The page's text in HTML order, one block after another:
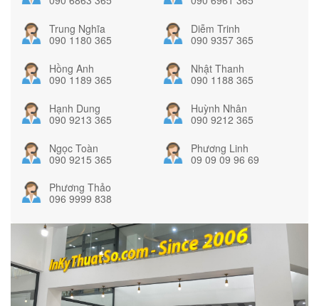
Trung Nghĩa
090 1180 365
Diễm Trinh
090 9357 365
Hồng Anh
090 1189 365
Nhật Thanh
090 1188 365
Hạnh Dung
090 9213 365
Huỳnh Nhân
090 9212 365
Ngọc Toàn
090 9215 365
Phương Linh
09 09 09 96 69
Phương Thảo
096 9999 838